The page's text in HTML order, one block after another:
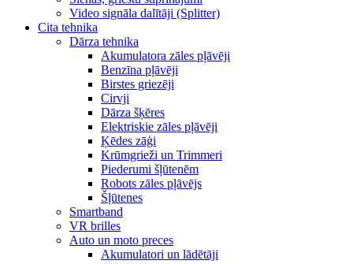
Video signāla dalītāji (Splitter)
Cita tehnika
Dārza tehnika
Akumulatora zāles pļāvēji
Benzīna pļāvēji
Birstes griezēji
Cirvji
Dārza šķēres
Elektriskie zāles pļāvēji
Ķēdes zāģi
Krūmgrieži un Trimmeri
Piederumi šļūtenēm
Robots zāles pļāvējs
Šļūtenes
Smartband
VR brilles
Auto un moto preces
Akumulatori un lādētāji